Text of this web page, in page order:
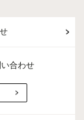
合わせ